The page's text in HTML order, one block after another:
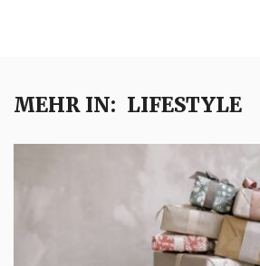
MEHR IN: LIFESTYLE